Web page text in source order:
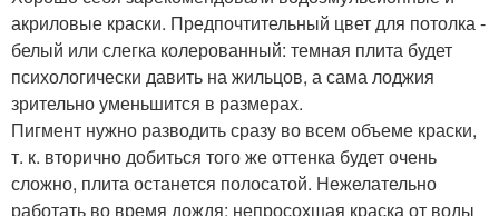
акриловые краски. Предпочтительный цвет для потолка -
белый или слегка колерованный: темная плита будет
психологически давить на жильцов, а сама лоджия
зрительно уменьшится в размерах.
Пигмент нужно разводить сразу во всем объеме краски,
т. к. вторично добиться того же оттенка будет очень
сложно, плита останется полосатой. Нежелательно
работать во время дождя: непросохшая краска от воды